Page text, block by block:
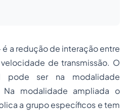
a redução de interação entre
de transmissão. O
pode ser na modalidade
Na modalidade ampliada o
a grupo específicos e tem